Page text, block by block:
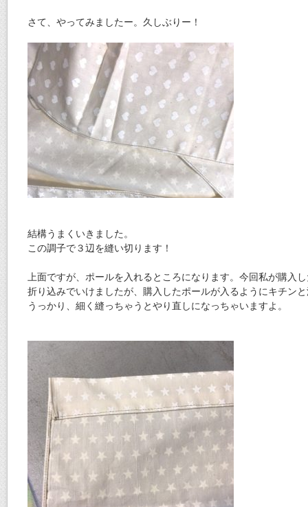
さて、やってみましたー。久しぶりー！
結構うまくいきました。
この調子で３辺を縫い切ります！
上面ですが、ポールを入れるところになります。今回私が購入
折り込みでいけましたが、購入したポールが入るようにキチン
うっかり、細く縫っちゃうとやり直しになっちゃいますよ。